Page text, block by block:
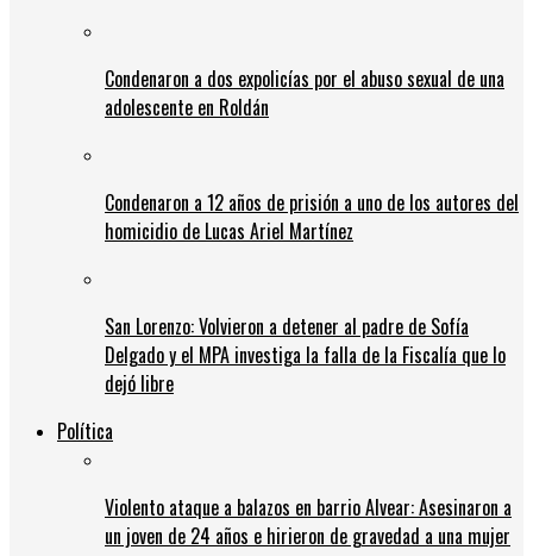
Condenaron a dos expolicías por el abuso sexual de una
adolescente en Roldán
Condenaron a 12 años de prisión a uno de los autores del
homicidio de Lucas Ariel Martínez
San Lorenzo: Volvieron a detener al padre de Sofía
Delgado y el MPA investiga la falla de la Fiscalía que lo
dejó libre
Política
Violento ataque a balazos en barrio Alvear: Asesinaron a
un joven de 24 años e hirieron de gravedad a una mujer